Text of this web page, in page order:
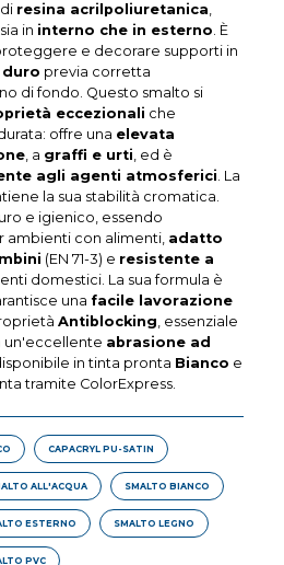
resina acrilpoliuretanica,
in interno che in esterno. È
e decorare supporti in
duro previa corretta
di fondo. Questo smalto si
eccezionali che
offre una elevata
, a graffi e urti, ed è
agli agenti atmosferici. La
la sua stabilità cromatica.
e igienico, essendo
ambienti con alimenti, adatto
(EN 71-3) e resistente a
domestici. La sua formula è
una facile lavorazione
Antiblocking, essenziale
un'eccellente abrasione ad
in tinta pronta Bianco e
tramite ColorExpress.
CAPACRYL PU-SATIN
ALL'ACQUA SMALTO BIANCO
ESTERNO SMALTO LEGNO
PVC